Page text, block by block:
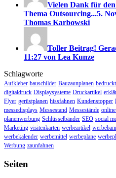
Vielen Dank für
Thema Outsourcing...5.
Thomas Karbowski
Toller Beitrag!
11:27 von Lea Kunze
Schlagworte
Aufkleber bauschilder Bauzaunplanen
digitaldruck Displaysysteme Druckartikel
Flyer gerüstplanen hissfahnen Kundenstopper
messedisplays Messestand Messestände
planenwerbung Schlüsselbänder SEO social
Marketing visitenkarten werbeartikel
werbekalender werbemittel werbeplane
Werbung zaunfahnen
Seiten